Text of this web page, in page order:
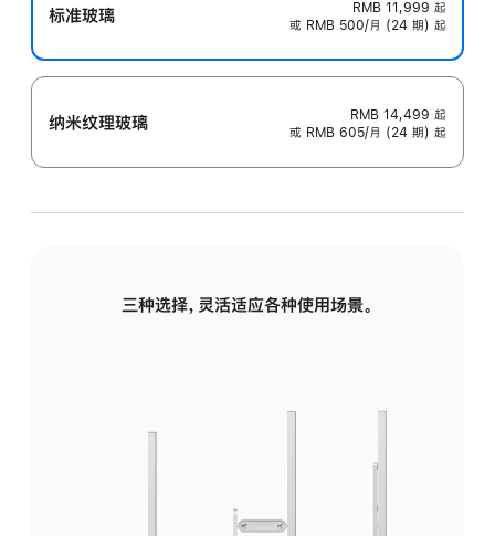
标准玻璃 RMB 11,999 起
或 RMB 500/月 (24 期) 起
纳米纹理玻璃 RMB 14,499 起
或 RMB 605/月 (24 期) 起
三种选择，灵活适应各种使用场景。